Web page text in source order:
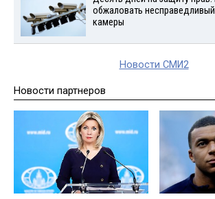
обжаловать
камеры
Новости СМИ2
Новости партнеров